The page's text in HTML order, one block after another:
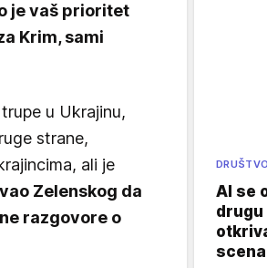
je vaš prioritet
Krim, sami
u Ukrajinu,
strane,
ali je
Zelenskog da
razgovore o
DRUŠTVO
AI se